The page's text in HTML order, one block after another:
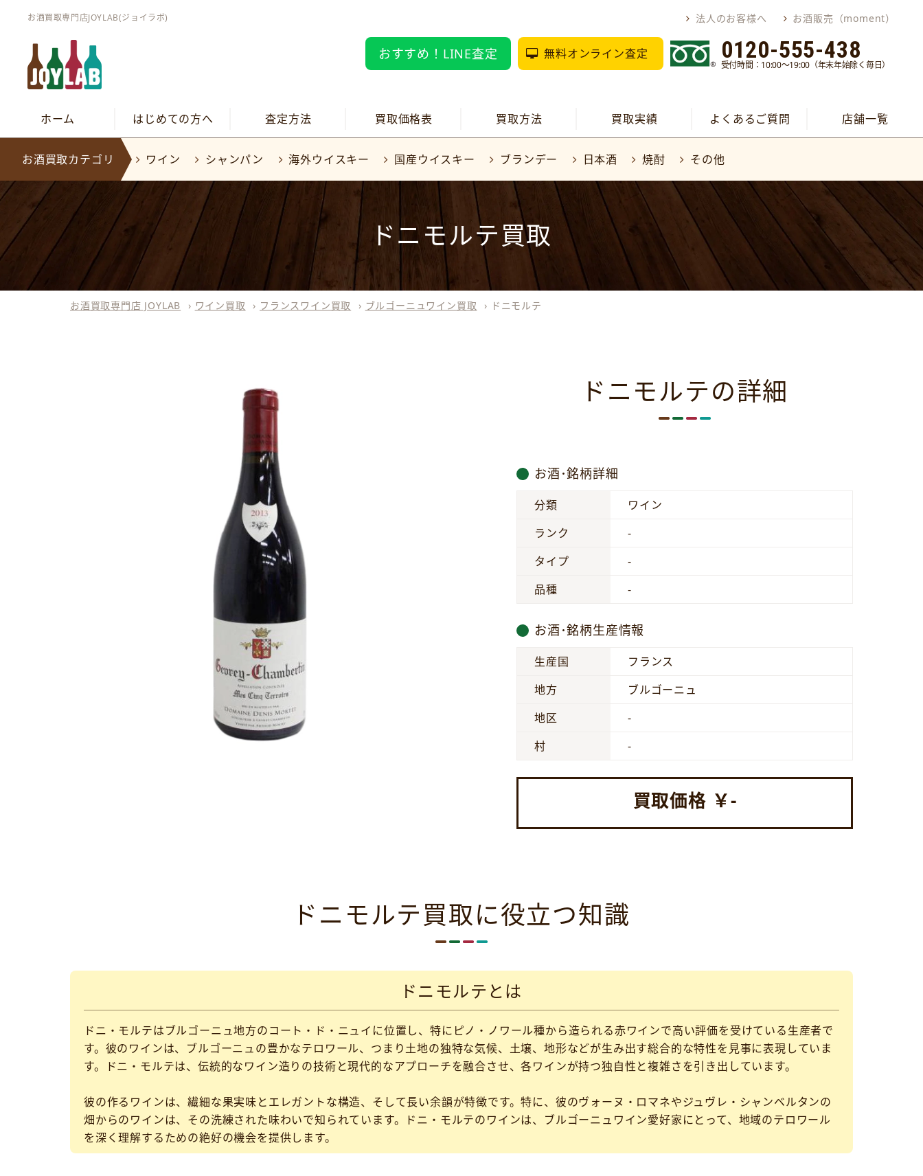
お酒買取専門店JOYLAB(ジョイラボ) 法人のお客様へ お酒販売（moment）
おすすめ！LINE査定 無料オンライン査定 0120-555-438
受付時間：10:00～19:00（年末年始除く毎日）
ホーム はじめての方へ 査定方法 買取価格表 買取方法 買取実績 よくあるご質問 店舗一覧
お酒買取カテゴリ ワイン シャンパン 海外ウイスキー 国産ウイスキー ブランデー 日本酒 焼酎 その他
ドニモルテ買取
お酒買取専門店 JOYLAB › ワイン買取 › フランスワイン買取 › ブルゴーニュワイン買取 › ドニモルテ
ドニモルテの詳細
お酒･銘柄詳細
分類
ワイン
ランク
-
タイプ
-
品種
-
お酒･銘柄生産情報
生産国
フランス
地方
ブルゴーニュ
地区
-
村
-
買取価格 ￥-
ドニモルテ買取に役立つ知識
ドニモルテとは
ドニ・モルテはブルゴーニュ地方のコート・ド・ニュイに位置し、特にピノ・ノワール種から造られる赤ワインで高い評価を受けている生産者で
す。彼のワインは、ブルゴーニュの豊かなテロワール、つまり土地の独特な気候、土壌、地形などが生み出す総合的な特性を見事に表現していま
す。ドニ・モルテは、伝統的なワイン造りの技術と現代的なアプローチを融合させ、各ワインが持つ独自性と複雑さを引き出しています。
彼の作るワインは、繊細な果実味とエレガントな構造、そして長い余韻が特徴です。特に、彼のヴォーヌ・ロマネやジュヴレ・シャンベルタンの
畑からのワインは、その洗練された味わいで知られています。ドニ・モルテのワインは、ブルゴーニュワイン愛好家にとって、地域のテロワール
を深く理解するための絶好の機会を提供します。